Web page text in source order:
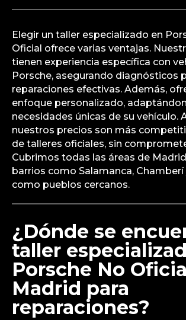
Elegir un taller especializado en
Oficial ofrece varias ventajas.
tienen experiencia específica con
Porsche, asegurando diagnósticos
reparaciones efectivas. Además,
enfoque personalizado,
necesidades únicas de su vehículo.
nuestros precios son más
de talleres oficiales, sin
Cubrimos todas las áreas de
barrios como Salamanca, Chamberí
como pueblos cercanos.
¿Dónde se
taller
Porsche No
Madrid para
reparaciones?